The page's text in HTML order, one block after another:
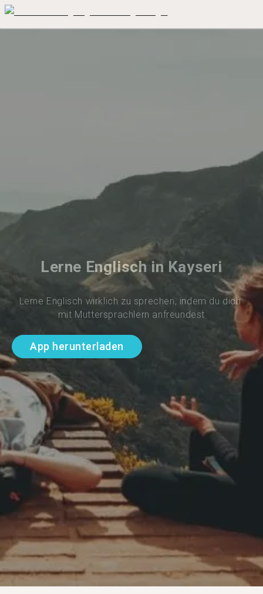
Lerne Englisch in Kayseri
Lerne Englisch wirklich zu sprechen, indem du dich
mit Muttersprachlern anfreundest
App herunterladen